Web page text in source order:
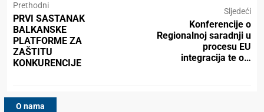
Prethodni
PRVI SASTANAK
BALKANSKE
PLATFORME ZA
ZAŠTITU
KONKURENCIJE
Sljedeći
Konferencije o
Regionalnoj saradnji u
procesu EU
integracija te o…
O nama